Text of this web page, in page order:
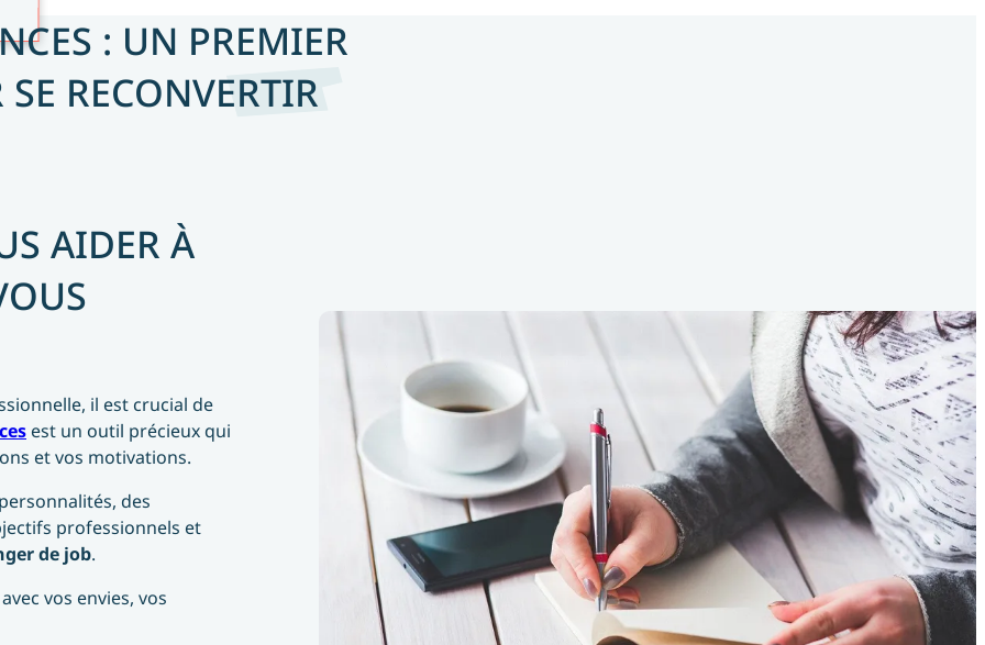
: UN PREMIER
RECONVERTIR
AIDER À
il est crucial de
est un outil précieux qui
et vos motivations.
des
professionnels et
de job.
vos envies, vos